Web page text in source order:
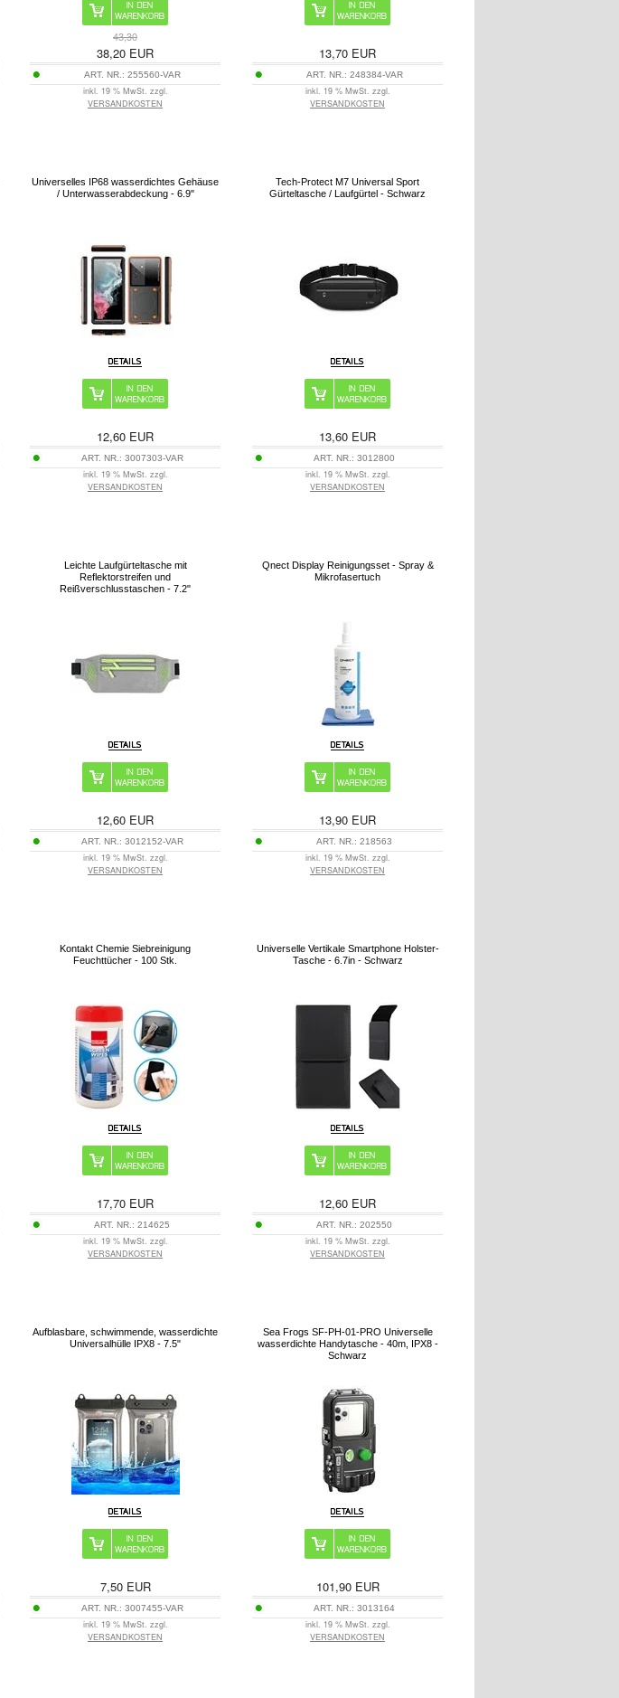
43,30
38,20 EUR
ART. NR.: 255560-VAR
inkl. 19 % MwSt. zzgl.
VERSANDKOSTEN
13,70 EUR
ART. NR.: 248384-VAR
inkl. 19 % MwSt. zzgl.
VERSANDKOSTEN
Universelles IP68 wasserdichtes Gehäuse
/ Unterwasserabdeckung - 6.9"
12,60 EUR
ART. NR.: 3007303-VAR
inkl. 19 % MwSt. zzgl.
VERSANDKOSTEN
Tech-Protect M7 Universal Sport
Gürteltasche / Laufgürtel - Schwarz
13,60 EUR
ART. NR.: 3012800
inkl. 19 % MwSt. zzgl.
VERSANDKOSTEN
Leichte Laufgürteltasche mit
Reflektorstreifen und
Reißverschlusstaschen - 7.2"
12,60 EUR
ART. NR.: 3012152-VAR
inkl. 19 % MwSt. zzgl.
VERSANDKOSTEN
Qnect Display Reinigungsset - Spray &
Mikrofasertuch
13,90 EUR
ART. NR.: 218563
inkl. 19 % MwSt. zzgl.
VERSANDKOSTEN
Kontakt Chemie Siebreinigung
Feuchttücher - 100 Stk.
17,70 EUR
ART. NR.: 214625
inkl. 19 % MwSt. zzgl.
VERSANDKOSTEN
Universelle Vertikale Smartphone Holster-
Tasche - 6.7in - Schwarz
12,60 EUR
ART. NR.: 202550
inkl. 19 % MwSt. zzgl.
VERSANDKOSTEN
Aufblasbare, schwimmende, wasserdichte
Universalhülle IPX8 - 7.5"
7,50EUR
ART. NR.: 3007455-VAR
inkl. 19 % MwSt. zzgl.
VERSANDKOSTEN
Sea Frogs SF-PH-01-PRO Universelle
wasserdichte Handytasche - 40m, IPX8 -
Schwarz
101,90EUR
ART. NR.: 3013164
inkl. 19 % MwSt. zzgl.
VERSANDKOSTEN